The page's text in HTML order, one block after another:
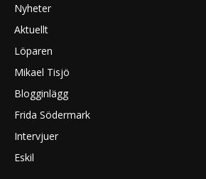
Nyheter
Aktuellt
Löparen
Mikael Tisjö
Blogginlägg
Frida Södermark
Intervjuer
Eskil